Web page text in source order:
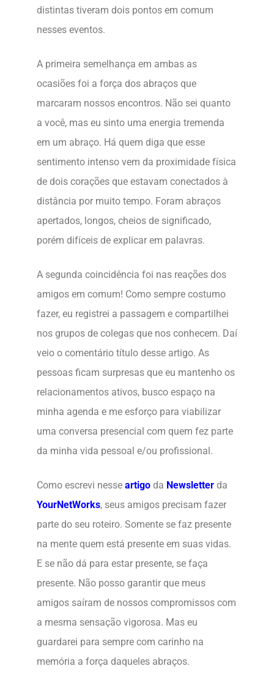
distintas tiveram dois pontos em comum
nesses eventos.
A primeira semelhança em ambas as
ocasiões foi a força dos abraços que
marcaram nossos encontros. Não sei quanto
a você, mas eu sinto uma energia tremenda
em um abraço. Há quem diga que esse
sentimento intenso vem da proximidade física
de dois corações que estavam conectados à
distância por muito tempo. Foram abraços
apertados, longos, cheios de significado,
porém difíceis de explicar em palavras.
A segunda coincidência foi nas reações dos
amigos em comum! Como sempre costumo
fazer, eu registrei a passagem e compartilhei
nos grupos de colegas que nos conhecem. Daí
veio o comentário título desse artigo. As
pessoas ficam surpresas que eu mantenho os
relacionamentos ativos, busco espaço na
minha agenda e me esforço para viabilizar
uma conversa presencial com quem fez parte
da minha vida pessoal e/ou profissional.
Como escrevi nesse artigo da Newsletter da
YourNetWorks, seus amigos precisam fazer
parte do seu roteiro. Somente se faz presente
na mente quem está presente em suas vidas.
E se não dá para estar presente, se faça
presente. Não posso garantir que meus
amigos saíram de nossos compromissos com
a mesma sensação vigorosa. Mas eu
guardarei para sempre com carinho na
memória a força daqueles abraços.